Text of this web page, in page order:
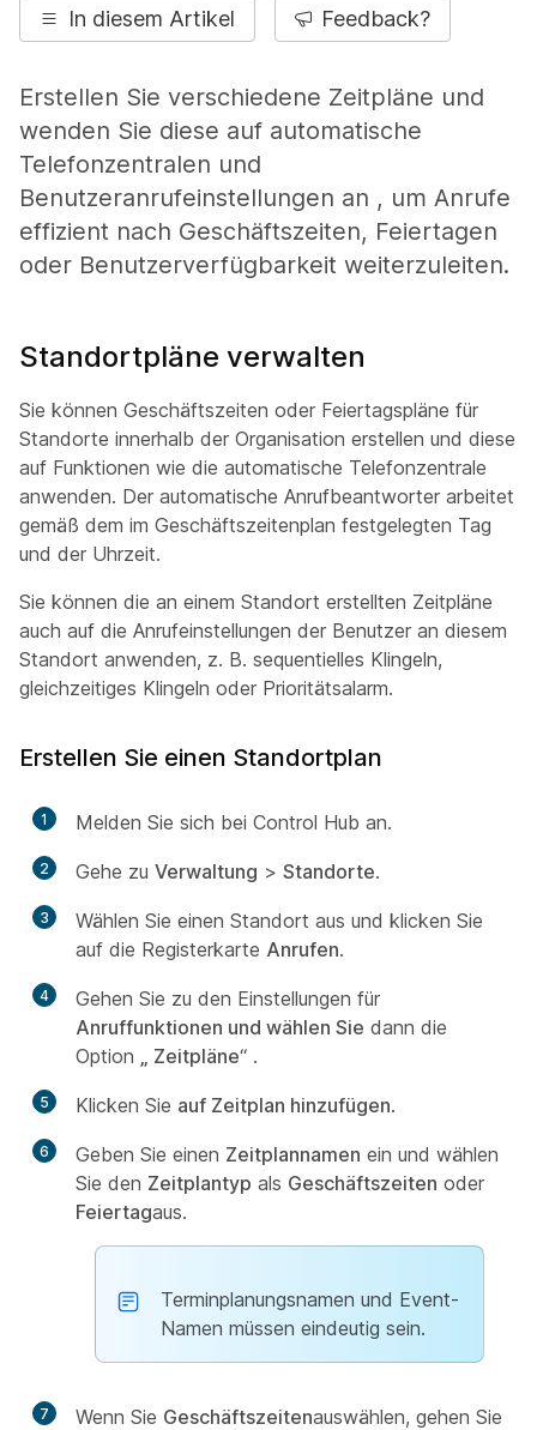
In diesem Artikel Feedback?
Erstellen Sie verschiedene Zeitpläne und
wenden Sie diese auf automatische
Telefonzentralen und
Benutzeranrufeinstellungen an , um Anrufe
effizient nach Geschäftszeiten, Feiertagen
oder Benutzerverfügbarkeit weiterzuleiten.
Standortpläne verwalten
Sie können Geschäftszeiten oder Feiertagspläne für
Standorte innerhalb der Organisation erstellen und diese
auf Funktionen wie die automatische Telefonzentrale
anwenden. Der automatische Anrufbeantworter arbeitet
gemäß dem im Geschäftszeitenplan festgelegten Tag
und der Uhrzeit.
Sie können die an einem Standort erstellten Zeitpläne
auch auf die Anrufeinstellungen der Benutzer an diesem
Standort anwenden, z. B. sequentielles Klingeln,
gleichzeitiges Klingeln oder Prioritätsalarm.
Erstellen Sie einen Standortplan
1 Melden Sie sich bei Control Hub an.
2 Gehe zu Verwaltung > Standorte.
3
Wählen Sie einen Standort aus und klicken Sie
auf die Registerkarte Anrufen.
4
Gehen Sie zu den Einstellungen für
Anruffunktionen und wählen Sie dann die
Option „ Zeitpläne“ .
5 Klicken Sie auf Zeitplan hinzufügen.
6 Geben Sie einen Zeitplannamen ein und wählen
Sie den Zeitplantyp als Geschäftszeiten oder
Feiertagaus.
Terminplanungsnamen und Event-
Namen müssen eindeutig sein.
7 Wenn Sie Geschäftszeitenauswählen, gehen Sie